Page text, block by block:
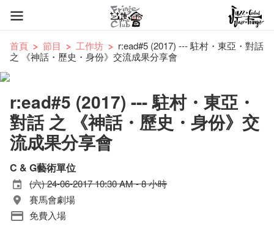
首頁 節目 工作坊
r:ead#5 (2017) --- 駐村・東亞・對話
之 《神話・歷史・身份》交流成果分享會
r:ead#5 (2017) --- 駐村・東亞・
對話 之 《神話・歷史・身份》交
流成果分享會
C & G藝術單位
(六) 24-06-2017 10:30 AM - 8 小時
賽馬會劇場
免費入場